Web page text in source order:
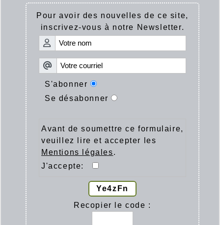
Pour avoir des nouvelles de ce site,
inscrivez-vous à notre Newsletter.
S'abonner
Se désabonner
Avant de soumettre ce formulaire,
veuillez lire et accepter les
Mentions légales.
J'accepte:
Ye4zFn
Recopier le code :